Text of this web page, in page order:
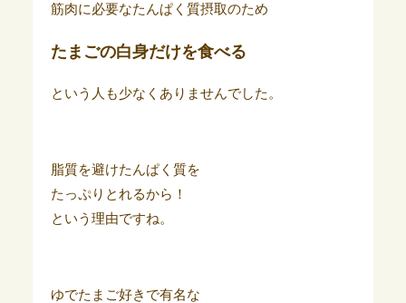
筋肉に必要なたんぱく質摂取のため
たまごの白身だけを食べる
という人も少なくありませんでした。
脂質を避けたんぱく質を
たっぷりとれるから！
という理由ですね。
ゆでたまご好きで有名な